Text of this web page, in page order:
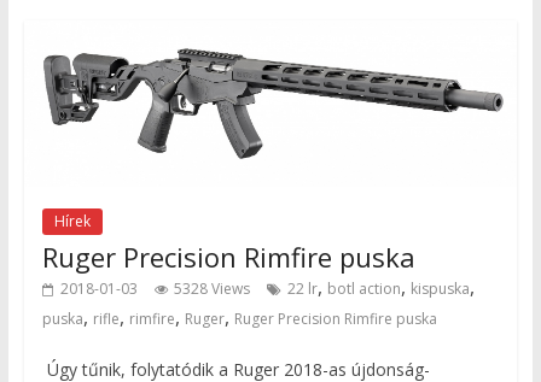
Hírek
Ruger Precision Rimfire puska
2018-01-03 5328 Views 22 lr, botl action, kispuska,
puska, rifle, rimfire, Ruger, Ruger Precision Rimfire puska
Úgy tűnik, folytatódik a Ruger 2018-as újdonság-